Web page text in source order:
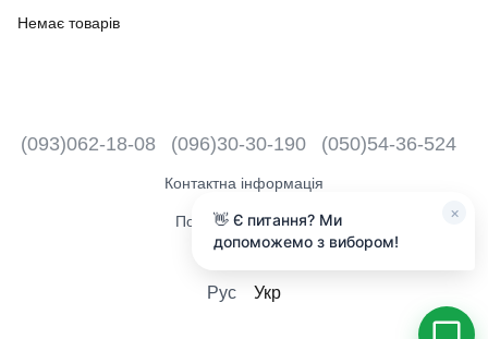
Немає товарів
(093)062-18-08 (096)30-30-190 (050)54-36-524
Контактна інформація
Повна версія сайту
Рус Укр
×
👋 Є питання? Ми
допоможемо з вибором!